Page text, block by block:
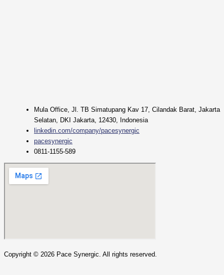
Mula Office, Jl. TB Simatupang Kav 17, Cilandak Barat, Jakarta
Selatan, DKI Jakarta, 12430, Indonesia
linkedin.com/company/pacesynergic
pacesynergic
0811-1155-589
Copyright © 2026 Pace Synergic. All rights reserved.